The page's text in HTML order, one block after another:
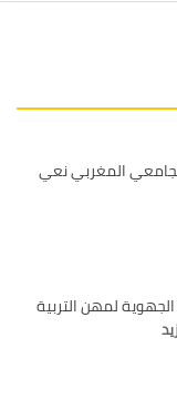
المغربي نعي
لمهن التربية